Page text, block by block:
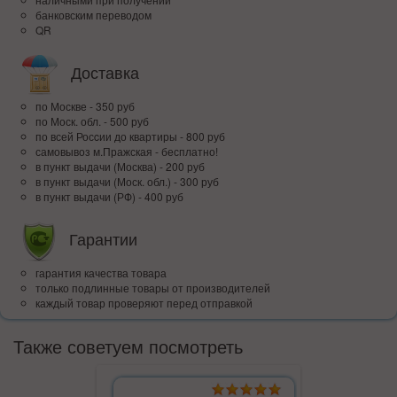
банковским переводом
QR
Доставка
по Москве - 350 руб
по Моск. обл. - 500 руб
по всей Росcии до квартиры - 800 руб
самовывоз м.Пражская - бесплатно!
в пункт выдачи (Москва) - 200 руб
в пункт выдачи (Моск. обл.) - 300 руб
в пункт выдачи (РФ) - 400 руб
Гарантии
гарантия качества товара
только подлинные товары от производителей
каждый товар проверяют перед отправкой
Также советуем посмотреть